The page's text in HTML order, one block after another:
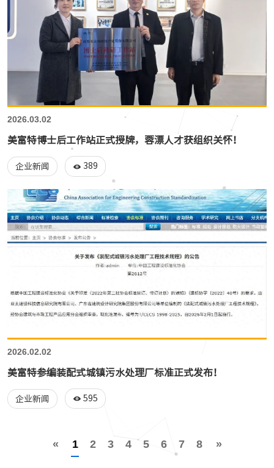
2026.03.02
美富特博士后工作站正式授牌，蓉漂人才获组织关怀！
企业新闻 389
2026.02.02
美富特参编装配式城镇污水处理厂标准正式发布！
企业新闻 595
« 1 2 3 4 5 6 7 8 »